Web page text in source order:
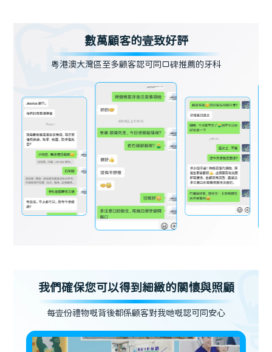
數萬顧客的壹致好評
粵港澳大灣區至多顧客認可同口碑推薦的牙科
我們確保您可以得到細緻的關懷與照顧
每壹份禮物嘅背後都係顧客對我哋嘅認可同安心